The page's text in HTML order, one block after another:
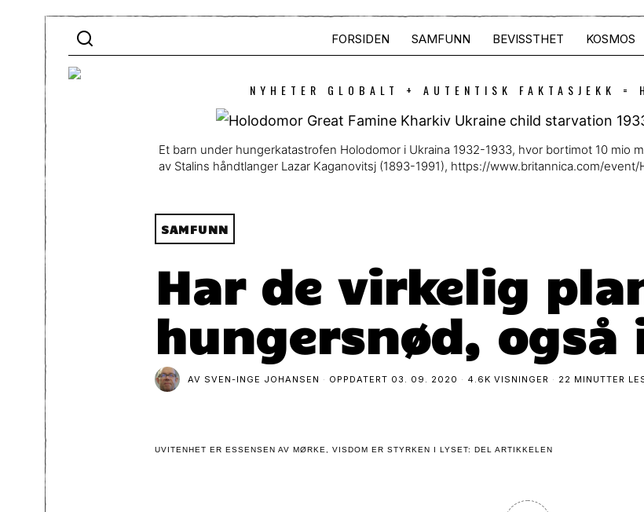
FORSIDEN SAMFUNN BEVISSTHET KOSMOS
NYHETER GLOBALT + AUTENTISK FAKTASJEKK =
Et barn under hungerkatastrofen Holodomor i Ukraina 1932-1933, hvor bortimot 10 mio
av Stalins håndtlanger Lazar Kaganovitsj (1893-1991), https://www.britannica.com/event/
SAMFUNN
Har de virkelig
hungersnød, også
AV SVEN-INGE JOHANSEN OPPDATERT 03. 09. 2020 4.6K VISNINGER 22 MINUTTER
UVITENHET ER ESSENSEN AV MØRKE, VISDOM ER STYRKEN I LYSET: DEL ARTIKKELEN